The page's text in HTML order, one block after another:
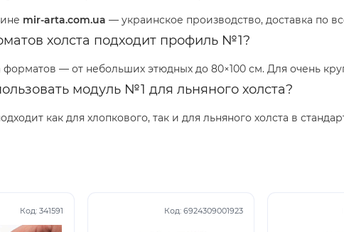
mir-arta.com.ua — украинское производство, доставка по
холста подходит профиль №1?
— от небольших этюдных до 80×100 см. Для очень
модуль №1 для льняного холста?
как для хлопкового, так и для льняного холста в
Код: 341591 Код: 6924309001923